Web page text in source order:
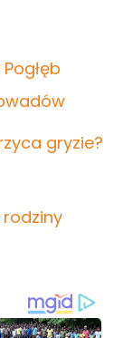
gryzie?
rodziny